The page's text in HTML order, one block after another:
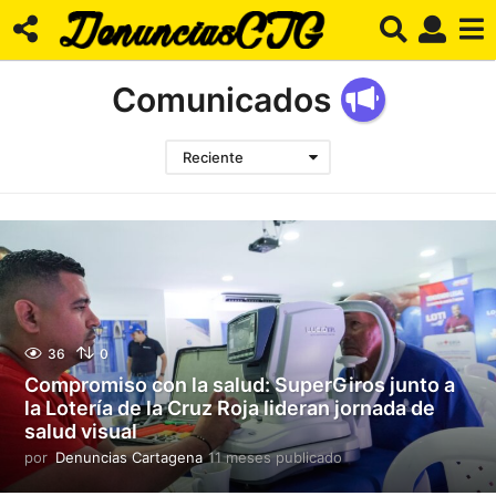
Comunicados
Reciente
36 0
Compromiso con la salud: SuperGiros junto a
la Lotería de la Cruz Roja lideran jornada de
salud visual
por Denuncias Cartagena 11 meses publicado1